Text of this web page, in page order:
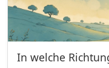
In welche